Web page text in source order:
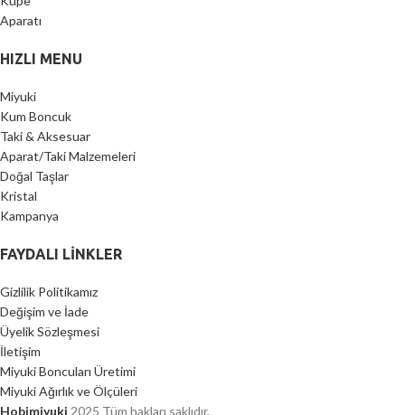
HIZLI MENU
Miyuki
Kum Boncuk
Taki & Aksesuar
Aparat/Taki Malzemeleri
Doğal Taşlar
Kristal
Kampanya
FAYDALI LİNKLER
Gizlilik Politikamız
Değişim ve İade
Üyelik Sözleşmesi
İletişim
Miyuki Boncuları Üretimi
Miyuki Ağırlık ve Ölçüleri
Hobimiyuki 2025 Tüm hakları saklıdır.